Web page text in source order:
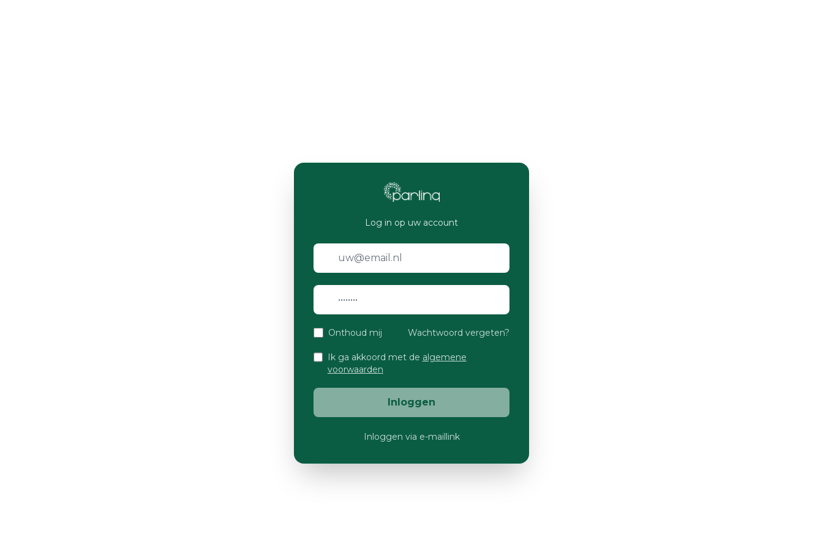
Log in op uw account
Onthoud mij Wachtwoord vergeten?
Ik ga akkoord met de algemene
voorwaarden
Inloggen
Inloggen via e-maillink